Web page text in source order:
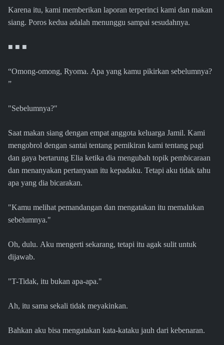
Karena itu, kami memberikan laporan terperinci kami dan makan
siang. Poros kedua adalah menunggu sampai sesudahnya.
■ ■ ■
“Omong-omong, Ryoma. Apa yang kamu pikirkan sebelumnya?
”
"Sebelumnya?"
Saat makan siang dengan empat anggota keluarga Jamil. Kami
mengobrol dengan santai tentang pemikiran kami tentang pagi
dan gaya bertarung Elia ketika dia mengubah topik pembicaraan
dan menanyakan pertanyaan itu kepadaku. Tetapi aku tidak tahu
apa yang dia bicarakan.
"Kamu melihat pemandangan dan mengatakan itu memalukan
sebelumnya."
Oh, dulu. Aku mengerti sekarang, tetapi itu agak sulit untuk
dijawab.
"T-Tidak, itu bukan apa-apa."
Ah, itu sama sekali tidak meyakinkan.
Bahkan aku bisa mengatakan kata-kataku jauh dari kebenaran.